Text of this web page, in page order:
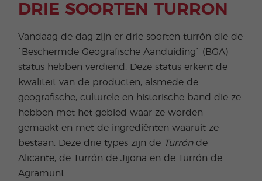
DRIE SOORTEN TURRON
Vandaag de dag zijn er drie soorten turrón die de
´Beschermde Geografische Aanduiding´ (BGA)
status hebben verdiend. Deze status erkent de
kwaliteit van de producten, alsmede de
geografische, culturele en historische band die ze
hebben met het gebied waar ze worden
gemaakt en met de ingrediënten waaruit ze
bestaan. Deze drie types zijn de Turrónde
Alicante, de Turrón de Jijona en de Turrón de
Agramunt.